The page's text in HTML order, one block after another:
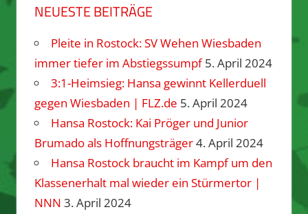
NEUESTE BEITRÄGE
Pleite in Rostock: SV Wehen Wiesbaden
immer tiefer im Abstiegssumpf 5. April 2024
3:1-Heimsieg: Hansa gewinnt Kellerduell
gegen Wiesbaden | FLZ.de 5. April 2024
Hansa Rostock: Kai Pröger und Junior
Brumado als Hoffnungsträger4. April 2024
Hansa Rostock braucht im Kampf um den
Klassenerhalt mal wieder ein Stürmertor |
NNN 3. April 2024